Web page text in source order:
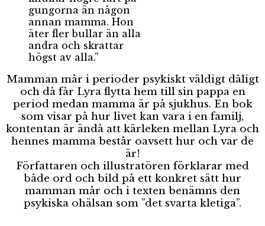
gungorna än någon
annan mamma. Hon
äter fler bullar än alla
andra och skrattar
högst av alla.”
Mamman mår i perioder psykiskt väldigt dåligt
och då får Lyra flytta hem till sin pappa en
period medan mamma är på sjukhus. En bok
som visar på hur livet kan vara i en familj,
kontentan är ändå att kärleken mellan Lyra och
hennes mamma består oavsett hur och var de
är!
Författaren och illustratören förklarar med
både ord och bild på ett konkret sätt hur
mamman mår och i texten benämns den
psykiska ohälsan som ”det svarta kletiga”.